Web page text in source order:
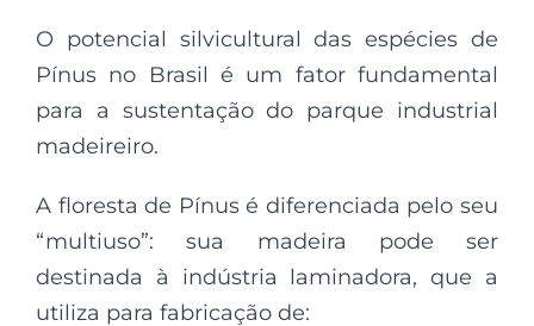
O potencial silvicultural das espécies de
Pínus no Brasil é um fator fundamental
para a sustentação do parque industrial
madeireiro.
A floresta de Pínus é diferenciada pelo seu
“multiuso”: sua madeira pode ser
destinada à indústria laminadora, que a
utiliza para fabricação de: